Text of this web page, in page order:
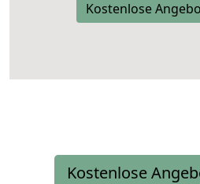
Kostenlose
Kostenlose